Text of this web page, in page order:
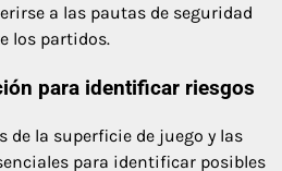
a las pautas de seguridad
los partidos.
para identificar riesgos
de la superficie de juego y las
para identificar posibles